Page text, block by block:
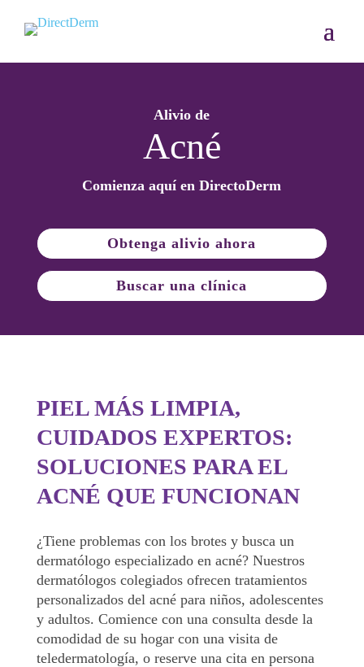
Alivio de
Acné
Comienza aquí en DirectoDerm
Obtenga alivio ahora
Buscar una clínica
PIEL MÁS LIMPIA,
CUIDADOS EXPERTOS:
SOLUCIONES PARA EL
ACNÉ QUE FUNCIONAN
¿Tiene problemas con los brotes y busca un
dermatólogo especializado en acné? Nuestros
dermatólogos colegiados ofrecen tratamientos
personalizados del acné para niños, adolescentes
y adultos. Comience con una consulta desde la
comodidad de su hogar con una visita de
teledermatología, o reserve una cita en persona